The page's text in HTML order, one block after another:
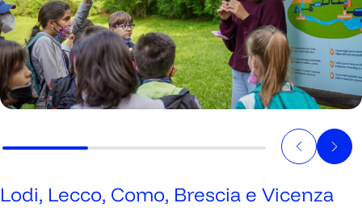
Lodi, Lecco, Como, Brescia e Vicenza